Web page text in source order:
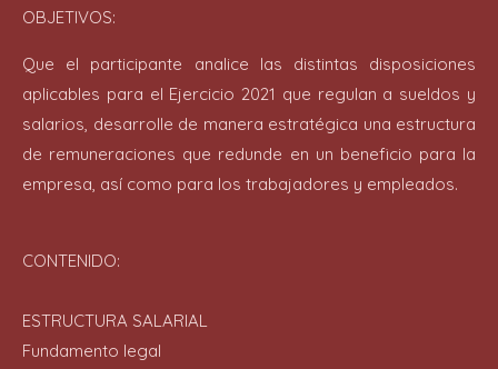
OBJETIVOS:
Que el participante analice las distintas disposiciones
aplicables para el Ejercicio 2021 que regulan a sueldos y
salarios, desarrolle de manera estratégica una estructura
de remuneraciones que redunde en un beneficio para la
empresa, así como para los trabajadores y empleados.
CONTENIDO:
ESTRUCTURA SALARIAL
Fundamento legal